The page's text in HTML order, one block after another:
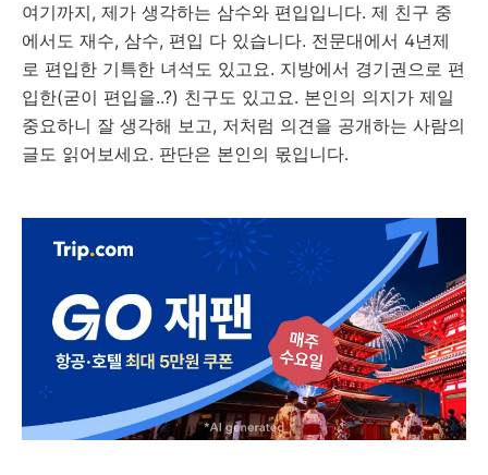
여기까지, 제가 생각하는 삼수와 편입입니다. 제 친구 중
에서도 재수, 삼수, 편입 다 있습니다. 전문대에서 4년제
로 편입한 기특한 녀석도 있고요. 지방에서 경기권으로 편
입한(굳이 편입을..?) 친구도 있고요. 본인의 의지가 제일
중요하니 잘 생각해 보고, 저처럼 의견을 공개하는 사람의
글도 읽어보세요. 판단은 본인의 몫입니다.